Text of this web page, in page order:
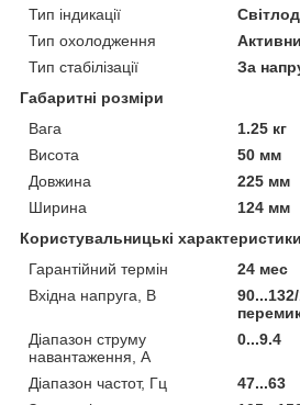
Тип індикації
Тип охолодження
Тип стабілізації
За
Габаритні розміри
Вага
1.25 кг
Висота
50 мм
Довжина
225 мм
Ширина
124 мм
Користувальницькі характеристики
Гарантійний термін
24 мес
Вхідна напруга, В
Діапазон струму
навантаження, А
0...9.4
Діапазон частот, Гц
47...63